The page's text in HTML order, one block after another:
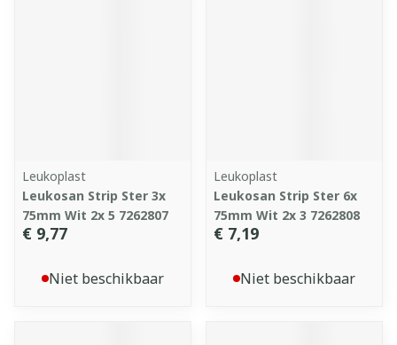
Leukoplast
Leukosan Strip Ster 3x
75mm Wit 2x 5 7262807
€ 9,77
Niet beschikbaar
Leukoplast
Leukosan Strip Ster 6x
75mm Wit 2x 3 7262808
€ 7,19
Niet beschikbaar